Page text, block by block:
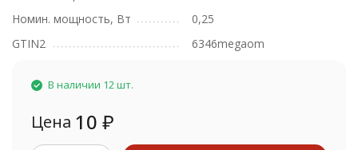
Номин. мощность, Вт
0,25
GTIN2
6346megaom
В наличии 12 шт.
Цена 10 ₽